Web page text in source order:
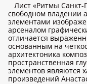
Лист «Ритмы Санкт-
свободном владении
элементами
арсеналом
отличается
основанным на
архитектоника
пространственная
элементов являются
произведений